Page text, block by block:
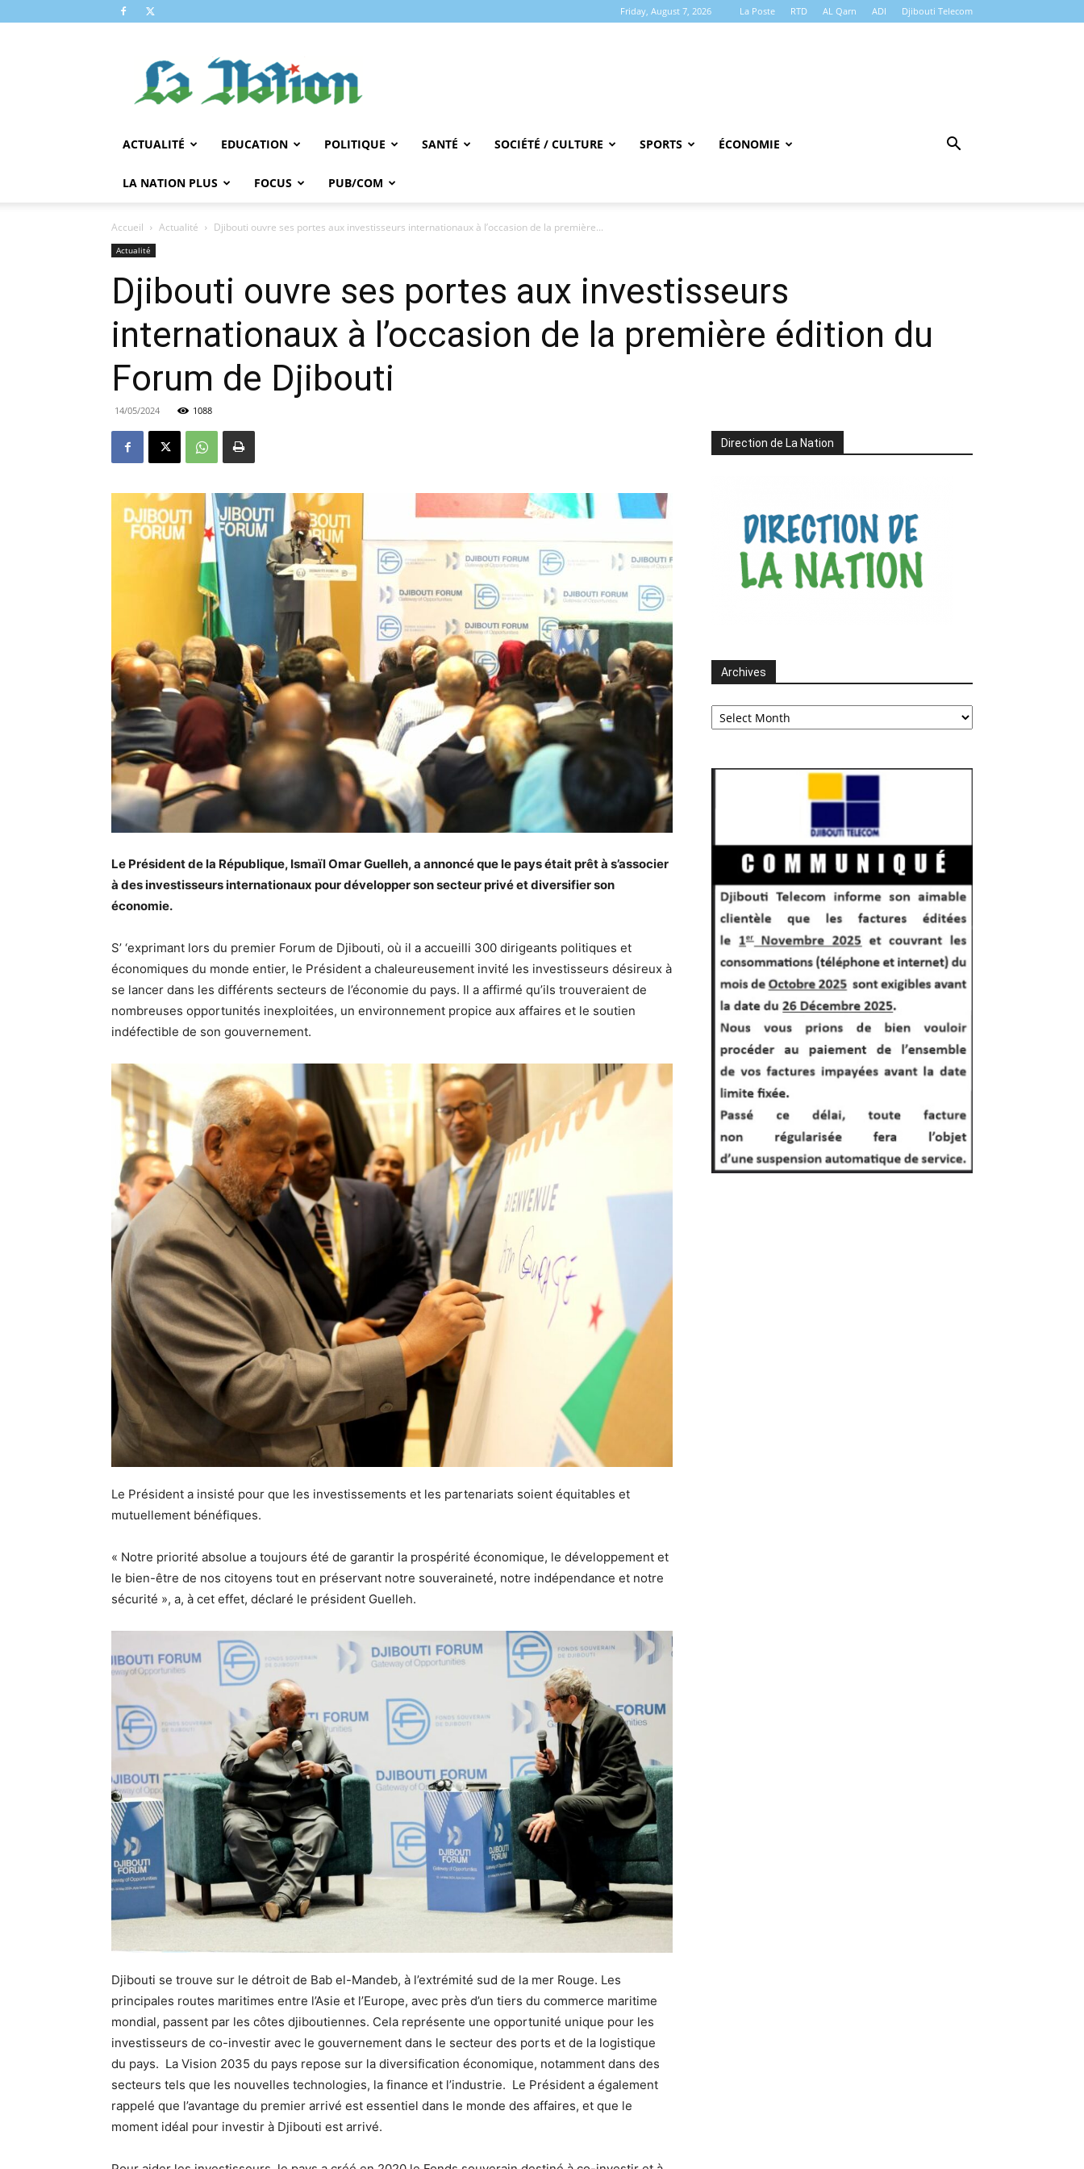
Friday, August 7, 2026 La Poste RTD AL Qarn ADI Djibouti Telecom
NATION
ACTUALITÉ EDUCATION POLITIQUE SANTÉ SOCIÉTÉ / CULTURE SPORTS ÉCONOMIE
LA NATION PLUS FOCUS PUB/COM
Accueil Actualité Djibouti ouvre ses portes aux investisseurs internationaux à l’occasion de la première...
Actualité
Djibouti ouvre ses portes aux investisseurs
internationaux à l’occasion de la première édition du
Forum de Djibouti
14/05/2024 1088
Le Président de la République, Ismaïl Omar Guelleh, a annoncé que le pays était prêt à s’associer
à des investisseurs internationaux pour développer son secteur privé et diversifier son
économie.
S’ ‘exprimant lors du premier Forum de Djibouti, où il a accueilli 300 dirigeants politiques et
économiques du monde entier, le Président a chaleureusement invité les investisseurs désireux à
se lancer dans les différents secteurs de l’économie du pays. Il a affirmé qu’ils trouveraient de
nombreuses opportunités inexploitées, un environnement propice aux affaires et le soutien
indéfectible de son gouvernement.
Le Président a insisté pour que les investissements et les partenariats soient équitables et
mutuellement bénéfiques.
« Notre priorité absolue a toujours été de garantir la prospérité économique, le développement et
le bien-être de nos citoyens tout en préservant notre souveraineté, notre indépendance et notre
sécurité », a, à cet effet, déclaré le président Guelleh.
Djibouti se trouve sur le détroit de Bab el-Mandeb, à l’extrémité sud de la mer Rouge. Les
principales routes maritimes entre l’Asie et l’Europe, avec près d’un tiers du commerce maritime
mondial, passent par les côtes djiboutiennes. Cela représente une opportunité unique pour les
investisseurs de co-investir avec le gouvernement dans le secteur des ports et de la logistique
du pays. La Vision 2035 du pays repose sur la diversification économique, notamment dans des
secteurs tels que les nouvelles technologies, la finance et l’industrie. Le Président a également
rappelé que l’avantage du premier arrivé est essentiel dans le monde des affaires, et que le
moment idéal pour investir à Djibouti est arrivé.
Direction de La Nation
Archives
Archives